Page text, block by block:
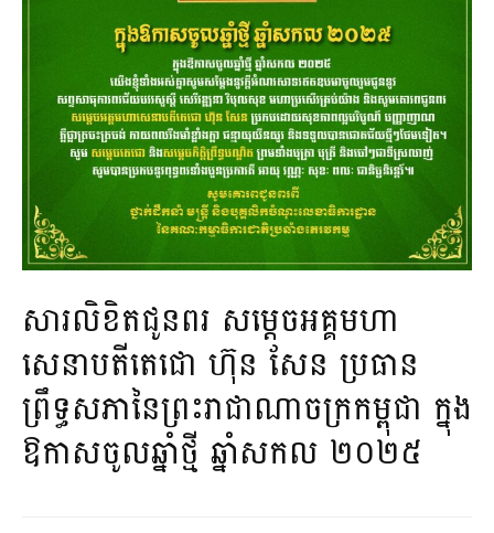
សារលិខិតជូនពរ សម្ដេចអគ្គមហា
សេនាបតីតេជោ ហ៊ុន សែន ប្រធាន
ព្រឹទ្ធសភានៃព្រះរាជាណាចក្រកម្ពុជា ក្នុង
ឱកាសចូលឆ្នាំថ្មី ឆ្នាំសកល ​២០២៥